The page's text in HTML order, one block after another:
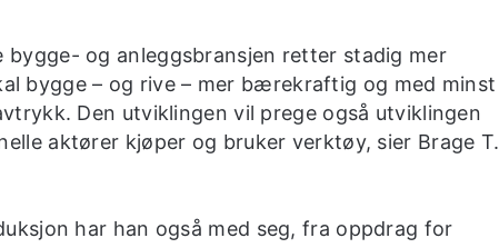
bygge- og anleggsbransjen retter stadig mer
bygge – og rive – mer bærekraftig og med minst
Den utviklingen vil prege også utviklingen
aktører kjøper og bruker verktøy, sier Brage T.
har han også med seg, fra oppdrag for